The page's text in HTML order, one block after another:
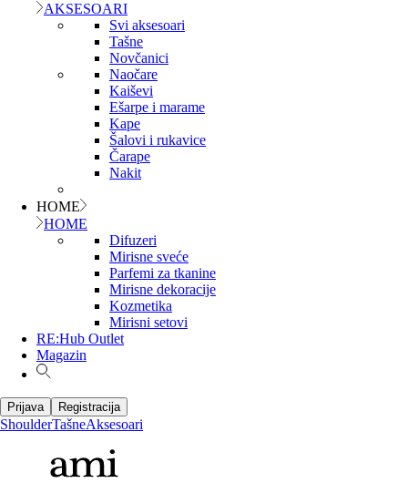
AKSESOARI
Svi aksesoari
Tašne
Novčanici
Naočare
Kaiševi
Ešarpe i marame
Kape
Šalovi i rukavice
Čarape
Nakit
HOME
HOME
Difuzeri
Mirisne sveće
Parfemi za tkanine
Mirisne dekoracije
Kozmetika
Mirisni setovi
RE:Hub Outlet
Magazin
Prijava Registracija
ShoulderTašneAksesoari